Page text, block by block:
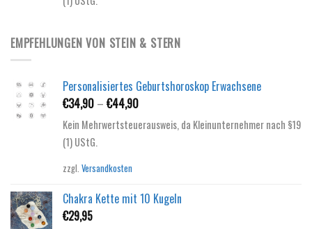
EMPFEHLUNGEN VON STEIN & STERN
Personalisiertes Geburtshoroskop Erwachsene
€34,90 – €44,90
Kein Mehrwertsteuerausweis, da Kleinunternehmer nach §19
(1) UStG.
zzgl. Versandkosten
Chakra Kette mit 10 Kugeln
€29,95